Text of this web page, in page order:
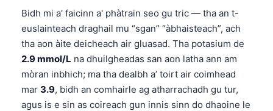
Bidh mi a' faicinn a' phàtrain seo gu tric — tha an t-
euslainteach draghail mu “sgan” “àbhaisteach”, ach
tha aon àite deicheach air gluasad. Tha potasium de
2.9 mmol/L na dhuilgheadas san aon latha ann am
mòran inbhich; ma tha dealbh a’ toirt air coimhead
mar 3.9, bidh an comhairle ag atharrachadh gu tur,
agus is e sin as coireach gun innis sinn do dhaoine le